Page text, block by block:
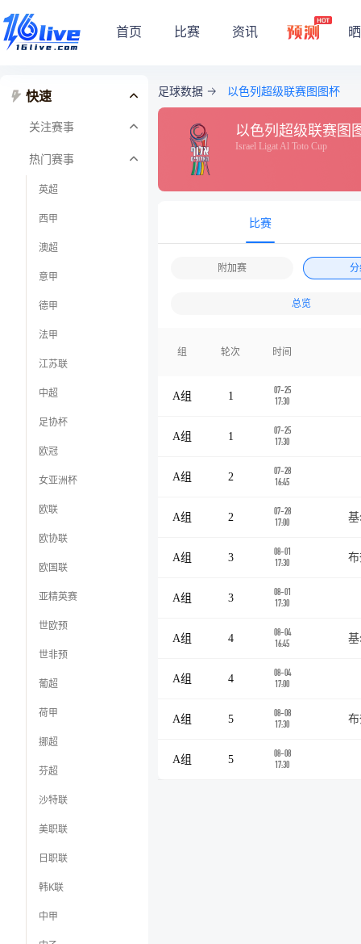
首页 比赛 资讯
快速
关注赛事
热门赛事
英超
西甲
澳超
意甲
德甲
法甲
江苏联
中超
足协杯
欧冠
女亚洲杯
欧联
欧协联
欧国联
亚精英赛
世欧预
世非预
葡超
荷甲
挪超
芬超
沙特联
美职联
日职联
韩K联
中甲
足球数据 以色列超级联赛图图杯
以色列超级联赛图
Israel Ligat Al Toto Cup
比赛
附加赛
总览
组 轮次 时间
A组 1
07-25
17:30
A组 1
07-25
17:30
A组 2
07-28
16:45
A组 2
07-28
17:00
A组 3
08-01
17:30
A组 3
08-01
17:30
A组 4
08-04
16:45
A组 4
08-04
17:00
A组 5
08-08
17:30
A组 5
08-08
17:30